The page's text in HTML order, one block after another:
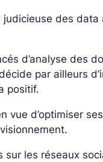
des
d’analyse des
par ailleurs
positif.
vue d’optimiser
sur les réseaux